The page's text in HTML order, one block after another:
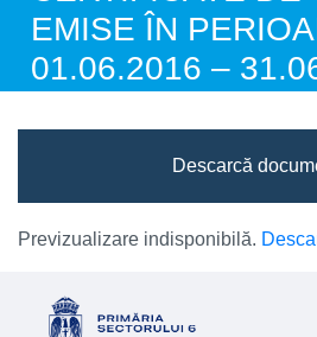
EMISE ÎN
01.06.2016 –
Descarcă
Previzualizare indisponibilă.